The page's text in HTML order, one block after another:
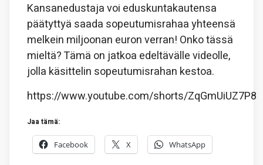
Kansanedustaja voi eduskuntakautensa
päätyttyä saada sopeutumisrahaa yhteensä
melkein miljoonan euron verran! Onko tässä
mieltä? Tämä on jatkoa edeltävälle videolle,
jolla käsittelin sopeutumisrahan kestoa.
https://www.youtube.com/shorts/ZqGmUiUZ7P8
Jaa tämä:
Facebook X WhatsApp